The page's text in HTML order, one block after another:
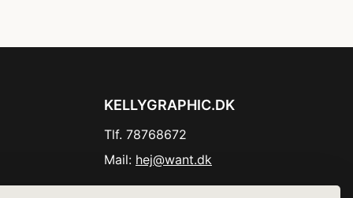
KELLYGRAPHIC.DK
Tlf. 78768672
Mail: hej@want.dk